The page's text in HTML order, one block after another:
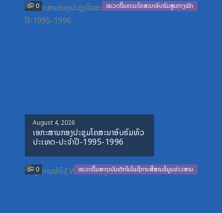
0 ໝວດປື້ມຄະນະໂຄສະນາອົບຮົມສູນກາງພັກ
Posted
on
August 4, 2026
ເອກະສານກອງປະຊຸມໂຄສະນາອົບຮົມທົ່ວ
ປະເທດ-ປະຈໍາປີ-1995-1996
0 ໝວດປື້ມສະຖາບັນເຕັກໂນໂລຊີການສື່ສານຂໍ້ມູນຂ່າວສານ